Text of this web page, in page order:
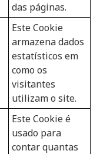
das páginas.
Este Cookie
armazena dados
estatísticos em
como os
visitantes
utilizam o site.
Este Cookie é
usado para
contar quantas